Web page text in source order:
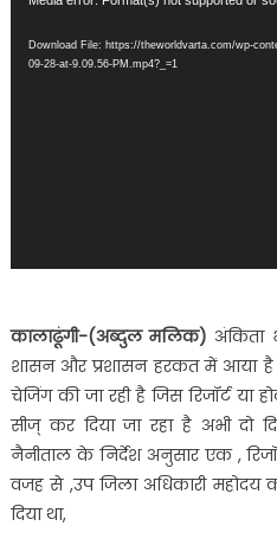
Download File: https://theworldvarta.com/wp-
09-28-at-9.09.56-PM.mp4?_=1
कालाढूंगी-(अब्दुल मलिक) अंकिता
शासन और प्रशासन हरकत में आया है
चेजिंग की जा रही है जिस रिजॉर्ट या
सीज् कर दिया जा रहा है अभी दो
नैनीताल के निर्देश अनुसार एक ,
वजह से ,उप जिला अधिकारी महोदय
दिया था,